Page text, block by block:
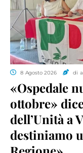
8 Agosto 2026 di
«Ospedale
ottobre»
dell’Unità a
destiniamo